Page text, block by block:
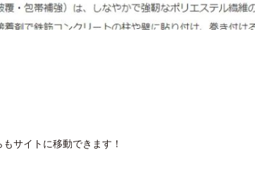
サイトに移動できます！